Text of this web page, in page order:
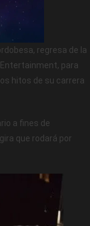
regresa de la
para
hitos de su carrera
a fines de
que rodará por